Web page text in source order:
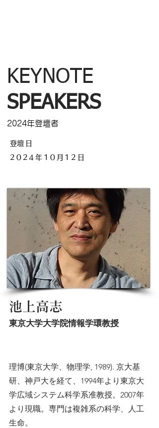
KEYNOTE
SPEAKERS
2024年登壇者
​登壇日
2024年10月12日
池上高志
東京大学大学院情報学環教授
理博(東京大学、物理学, 1989). 京大基
研、神戸大を経て、1994年より東京大
学広域システム科学系准教授。2007年
より現職。専門は複雑系の科学、人工
生命。